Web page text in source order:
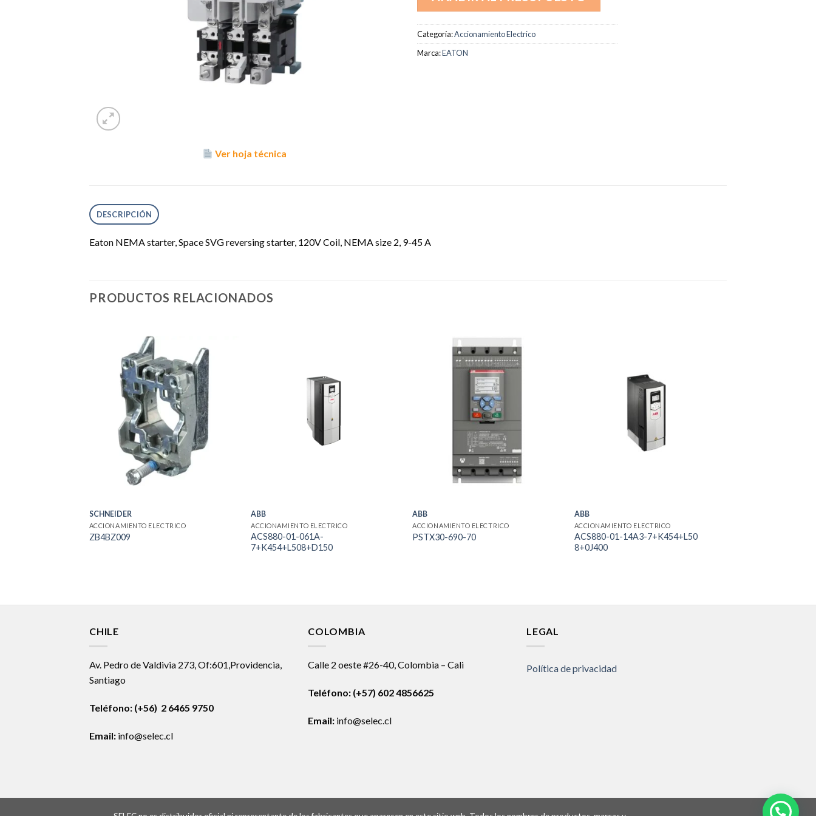
Ver hoja técnica
Categoría:Accionamiento Electrico
Marca:EATON
DESCRIPCIÓN
Eaton NEMA starter, Space SVG reversing starter, 120V Coil, NEMA size 2, 9-45 A
PRODUCTOS RELACIONADOS
SCHNEIDER
ACCIONAMIENTO ELECTRICO
ZB4BZ009
ABB
ACCIONAMIENTO ELECTRICO
ACS880-01-061A-
7+K454+L508+D150
ABB
ACCIONAMIENTO ELECTRICO
PSTX30-690-70
ABB
ACCIONAMIENTO ELECTRICO
ACS880-01-14A3-7+K454+L50
8+0J400
CHILE
Av. Pedro de Valdivia 273, Of:601,Providencia,
Santiago
Teléfono: (+56) 2 6465 9750
Email: info@selec.cl
COLOMBIA
Calle 2 oeste #26-40, Colombia – Cali
Teléfono: (+57) 602 4856625
Email: info@selec.cl
LEGAL
Política de privacidad